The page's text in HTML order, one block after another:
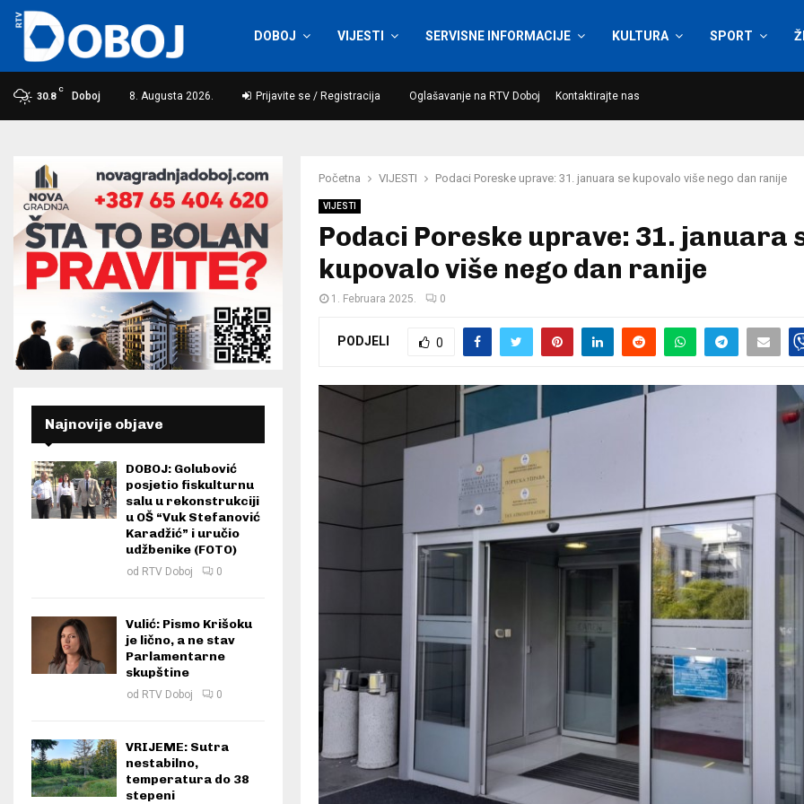
DOBOJ VIJESTI SERVISNE INFORMACIJE KULTURA SPORT
30.8
C
Doboj 8. Augusta 2026. Prijavite se / Registracija Oglašavanje na RTV Doboj Kontaktirajte nas
Početna VIJESTI Podaci Poreske uprave: 31. januara se kupovalo više nego dan ranije
VIJESTI
Podaci Poreske uprave: 31. januara
kupovalo više nego dan ranije
1. Februara 2025. 0
PODJELI 0
Najnovije objave
DOBOJ: Golubović
posjetio fiskulturnu
salu u rekonstrukciji
u OŠ “Vuk Stefanović
Karadžić” i uručio
udžbenike (FOTO)
od RTV Doboj 0
Vulić: Pismo Krišoku
je lično, a ne stav
Parlamentarne
skupštine
od RTV Doboj 0
VRIJEME: Sutra
nestabilno,
temperatura do 38
stepeni